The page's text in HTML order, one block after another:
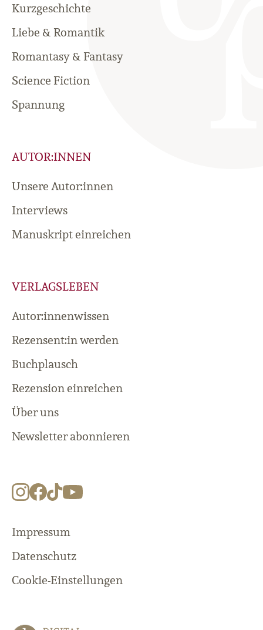
Kurzgeschichte
Liebe & Romantik
Romantasy & Fantasy
Science Fiction
Spannung
AUTOR:INNEN
Unsere Autor:innen
Interviews
Manuskript einreichen
VERLAGSLEBEN
Autor:innenwissen
Rezensent:in werden
Buchplausch
Rezension einreichen
Über uns
Newsletter abonnieren
Impressum
Datenschutz
Cookie-Einstellungen